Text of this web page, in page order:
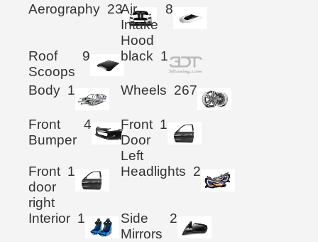
Aerography 23Air
Intake
Hood
8
Roof
Scoops
9 black 1
Body 1 Wheels 267
Front
Bumper
4
Front
Door
Left
1
Front
door
right
1 Headlights 2
Interior 1
Side
Mirrors
2